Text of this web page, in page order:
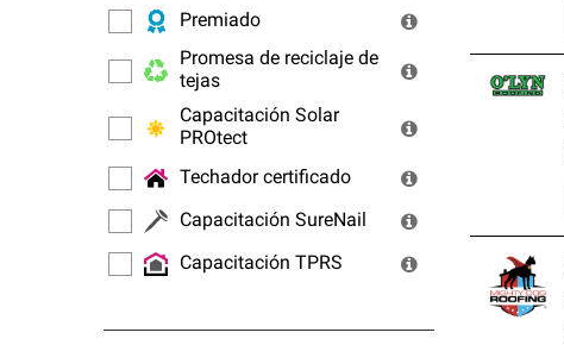
Premiado
Promesa de reciclaje de
tejas
Capacitación Solar
PROtect
Techador certificado
Capacitación SureNail
Capacitación TPRS